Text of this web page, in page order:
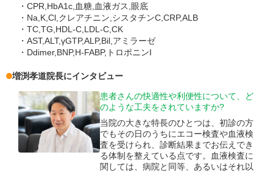
・CPR,HbA1c,血糖,血液ガス,眼底
・Na,K,Cl,クレアチニン,シスタチンC,CRP,ALB
・TC,TG,HDL-C,LDL-C,CK
・AST,ALT,γGTP,ALP,Bil,アミラーゼ
・Ddimer,BNP,H-FABP,トロポニンI
増渕孝道院長にインタビュー
患者さんの快適性や利便性について、ど
のような工夫をされていますか?
当院の大きな特長のひとつは、初診の方
でもその日のうちにエコー検査や血液検
査を受けられ、診断結果までお伝えでき
る体制を整えている点です。血液検査に
関しては、病院と同等、あるいはそれ以